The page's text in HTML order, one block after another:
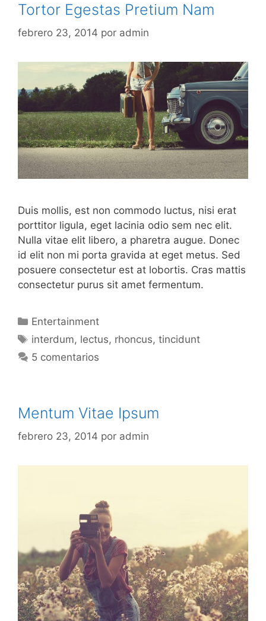
Tortor Egestas Pretium Nam
febrero 23, 2014 por admin
Duis mollis, est non commodo luctus, nisi erat
porttitor ligula, eget lacinia odio sem nec elit.
Nulla vitae elit libero, a pharetra augue. Donec
id elit non mi porta gravida at eget metus. Sed
posuere consectetur est at lobortis. Cras mattis
consectetur purus sit amet fermentum.
Categorías
Entertainment
Etiquetas
interdum, lectus, rhoncus,tincidunt
5 comentarios
Mentum Vitae Ipsum
febrero 23, 2014 por admin